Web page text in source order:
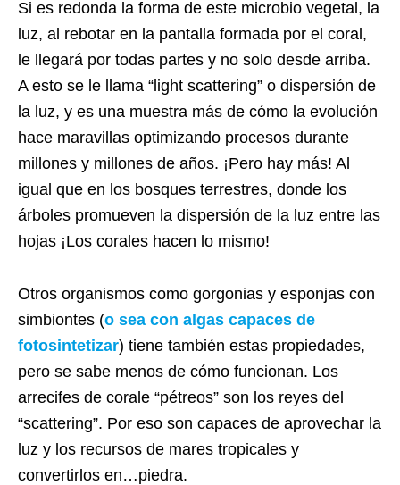
Si es redonda la forma de este microbio vegetal, la
luz, al rebotar en la pantalla formada por el coral,
le llegará por todas partes y no solo desde arriba.
A esto se le llama “light scattering” o dispersión de
la luz, y es una muestra más de cómo la evolución
hace maravillas optimizando procesos durante
millones y millones de años. ¡Pero hay más! Al
igual que en los bosques terrestres, donde los
árboles promueven la dispersión de la luz entre las
hojas ¡Los corales hacen lo mismo!
Otros organismos como gorgonias y esponjas con
simbiontes (o sea con algas capaces de
fotosintetizar) tiene también estas propiedades,
pero se sabe menos de cómo funcionan. Los
arrecifes de corale “pétreos” son los reyes del
“scattering”. Por eso son capaces de aprovechar la
luz y los recursos de mares tropicales y
convertirlos en…piedra.